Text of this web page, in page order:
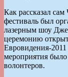
Как рассказал
фестиваль был
лазерным шоу
церемонию
Евровидения-
мероприятия было
волонтеров.